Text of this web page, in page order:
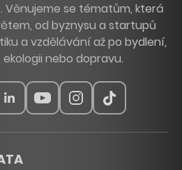
Věnujeme se tématům, která
od byznysu a startupů
a vzdělávání až po bydlení,
nebo dopravu.